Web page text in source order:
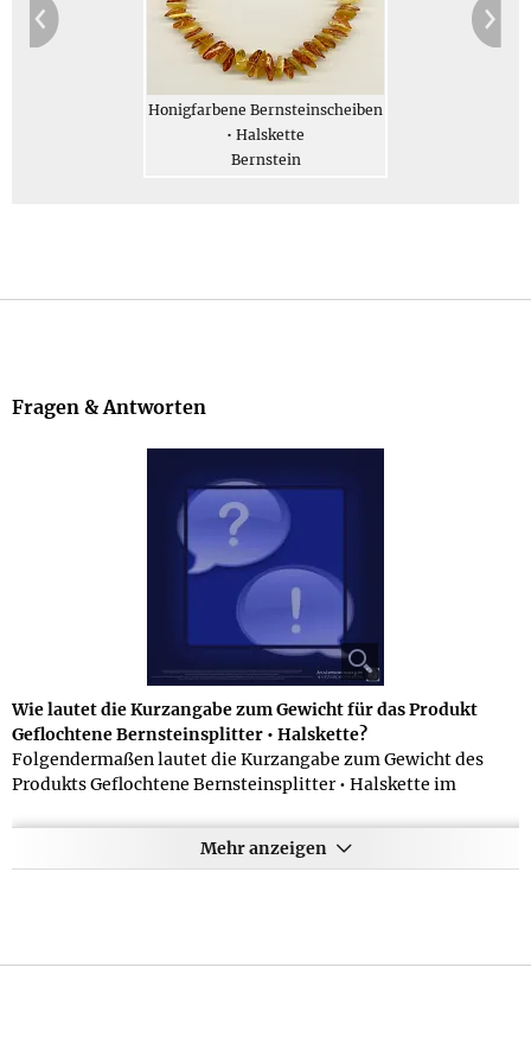
Honigfarbene Bernsteinscheiben
• Halskette
Bernstein
Fragen & Antworten
Wie lautet die Kurzangabe zum Gewicht für das Produkt
Geflochtene Bernsteinsplitter • Halskette?
Folgendermaßen lautet die Kurzangabe zum Gewicht des
Produkts Geflochtene Bernsteinsplitter • Halskette im
Gesamtgewicht inkl. Verpackung handeln oder, wenn die
Verpackung sehr leicht ist, um das Reingewicht des Produkts
Mehr anzeigen